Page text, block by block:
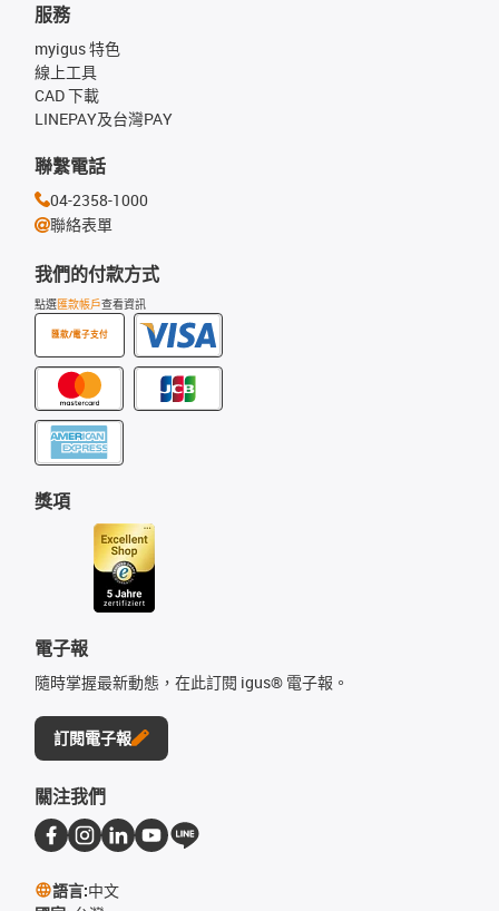
我們的付款方式
點選匯款帳戶查看資訊
匯款/電子支付
服務
myigus 特色
線上工具
CAD 下載
LINEPAY及台灣PAY
獎項
電子報
隨時掌握最新動態，在此訂閱 igus® 電子報。
訂閱電子報
聯繫電話
04-2358-1000
聯絡表單
關注我們
語言:中文